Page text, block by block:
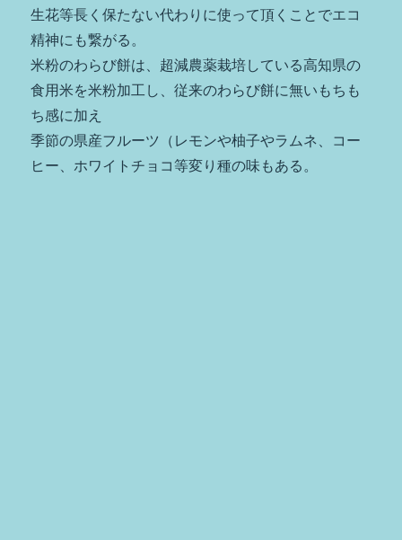
生花等長く保たない代わりに使って頂くことでエコ
精神にも繋がる。
米粉のわらび餅は、超減農薬栽培している高知県の
食用米を米粉加工し、従来のわらび餅に無いもちも
ち感に加え
季節の県産フルーツ（レモンや柚子やラムネ、コー
ヒー、ホワイトチョコ等変り種の味もある。